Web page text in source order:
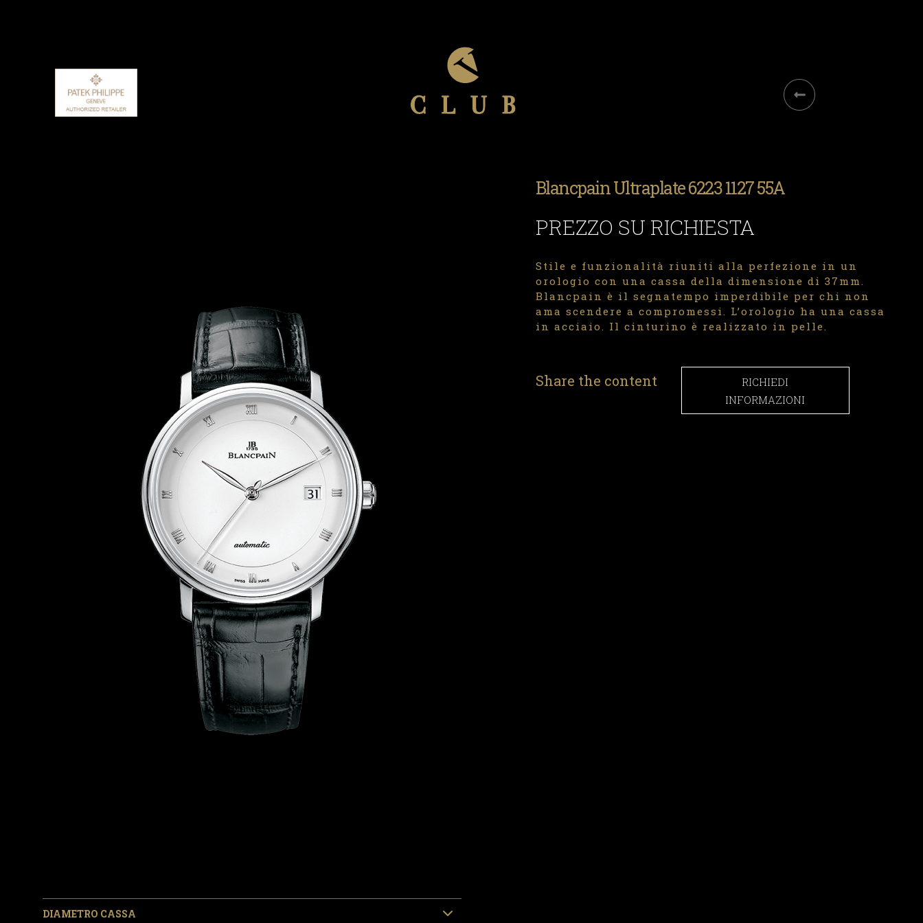
DIAMETRO CASSA
Blancpain Ultraplate 6223 1127 55A
PREZZO SU RICHIESTA
Stile e funzionalità riuniti alla perfezione in un
orologio con una cassa della dimensione di 37mm.
Blancpain è il segnatempo imperdibile per chi non
ama scendere a compromessi. L’orologio ha una cassa
in acciaio. Il cinturino è realizzato in pelle.
Share the content
RICHIEDI
INFORMAZIONI